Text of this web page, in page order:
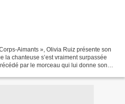
Aimants », Olivia Ruiz présente son
la chanteuse s’est vraiment surpassée
par le morceau qui lui donne son